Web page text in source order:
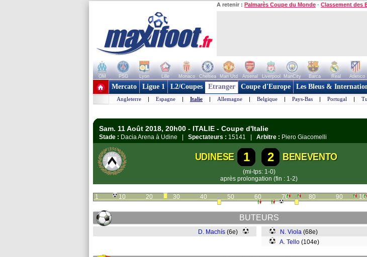
A retenir : Palmarès Coupe du Monde - Classement des
OM PSG Lyon Lille Monaco Chelsea Man Utd Arsenal Liverpool ManCity Barca Real Atletico
+ de clubs
Mercato Ligue 1 L2/Coupes Etranger Coupe d'Europe Les Bleus &
Angleterre | Espagne | Italie | Allemagne | Belgique | Pays-Bas | Portugal |
Sam. 11 Août 2018, 20h00 - ITALIE - Coupe d'Italie
Stade : Dacia Arena à Udine | Spectateurs : 15141 | Arbitre : Piero Giacomelli
UDINESE 1 2 BENEVENTO
(mi-tps: 1-0)
après prolongation (fin : 1-2)
1 10 20 30 40 50 60 70 80 90
BUTEURS
D. Machís (6e) N. Viola (68e)
A. Tello (104e)